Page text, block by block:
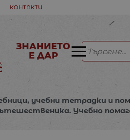
КОНТАКТИ
ЗНАНИЕТО
Е ДАР
учебни тетрадки и
Учебно